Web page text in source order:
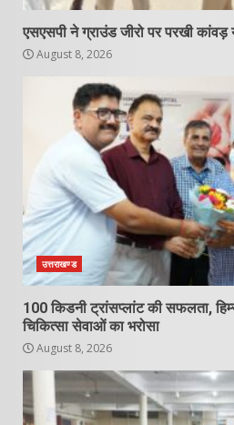
एसएसपी ने ग्राउंड जीरो पर परखी कांवड़
August 8, 2026
उत्तराखण्ड
100 किडनी ट्रांसप्लांट की सफलता,
चिकित्सा सेवाओं का भरोसा
August 8, 2026